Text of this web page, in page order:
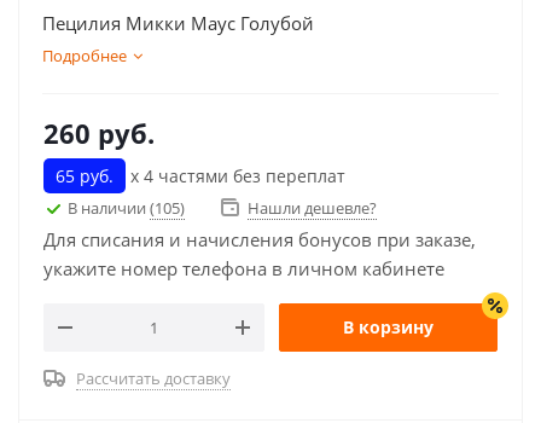
Пецилия Микки Маус Голубой
Подробнее
260 руб.
65 руб. х 4 частями без переплат
В наличии (105) Нашли дешевле?
Для списания и начисления бонусов при заказе,
укажите номер телефона в личном кабинете
В корзину
Рассчитать доставку